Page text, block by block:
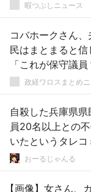
暇つぶしニュース
コバホークさん
民はまとまると
「これが保守議
にも程がある！」
政経ワロスまとめ
自殺した兵庫県
員20名以上との
いたというタレコ
おーるじゃんる
【画像】女さん、